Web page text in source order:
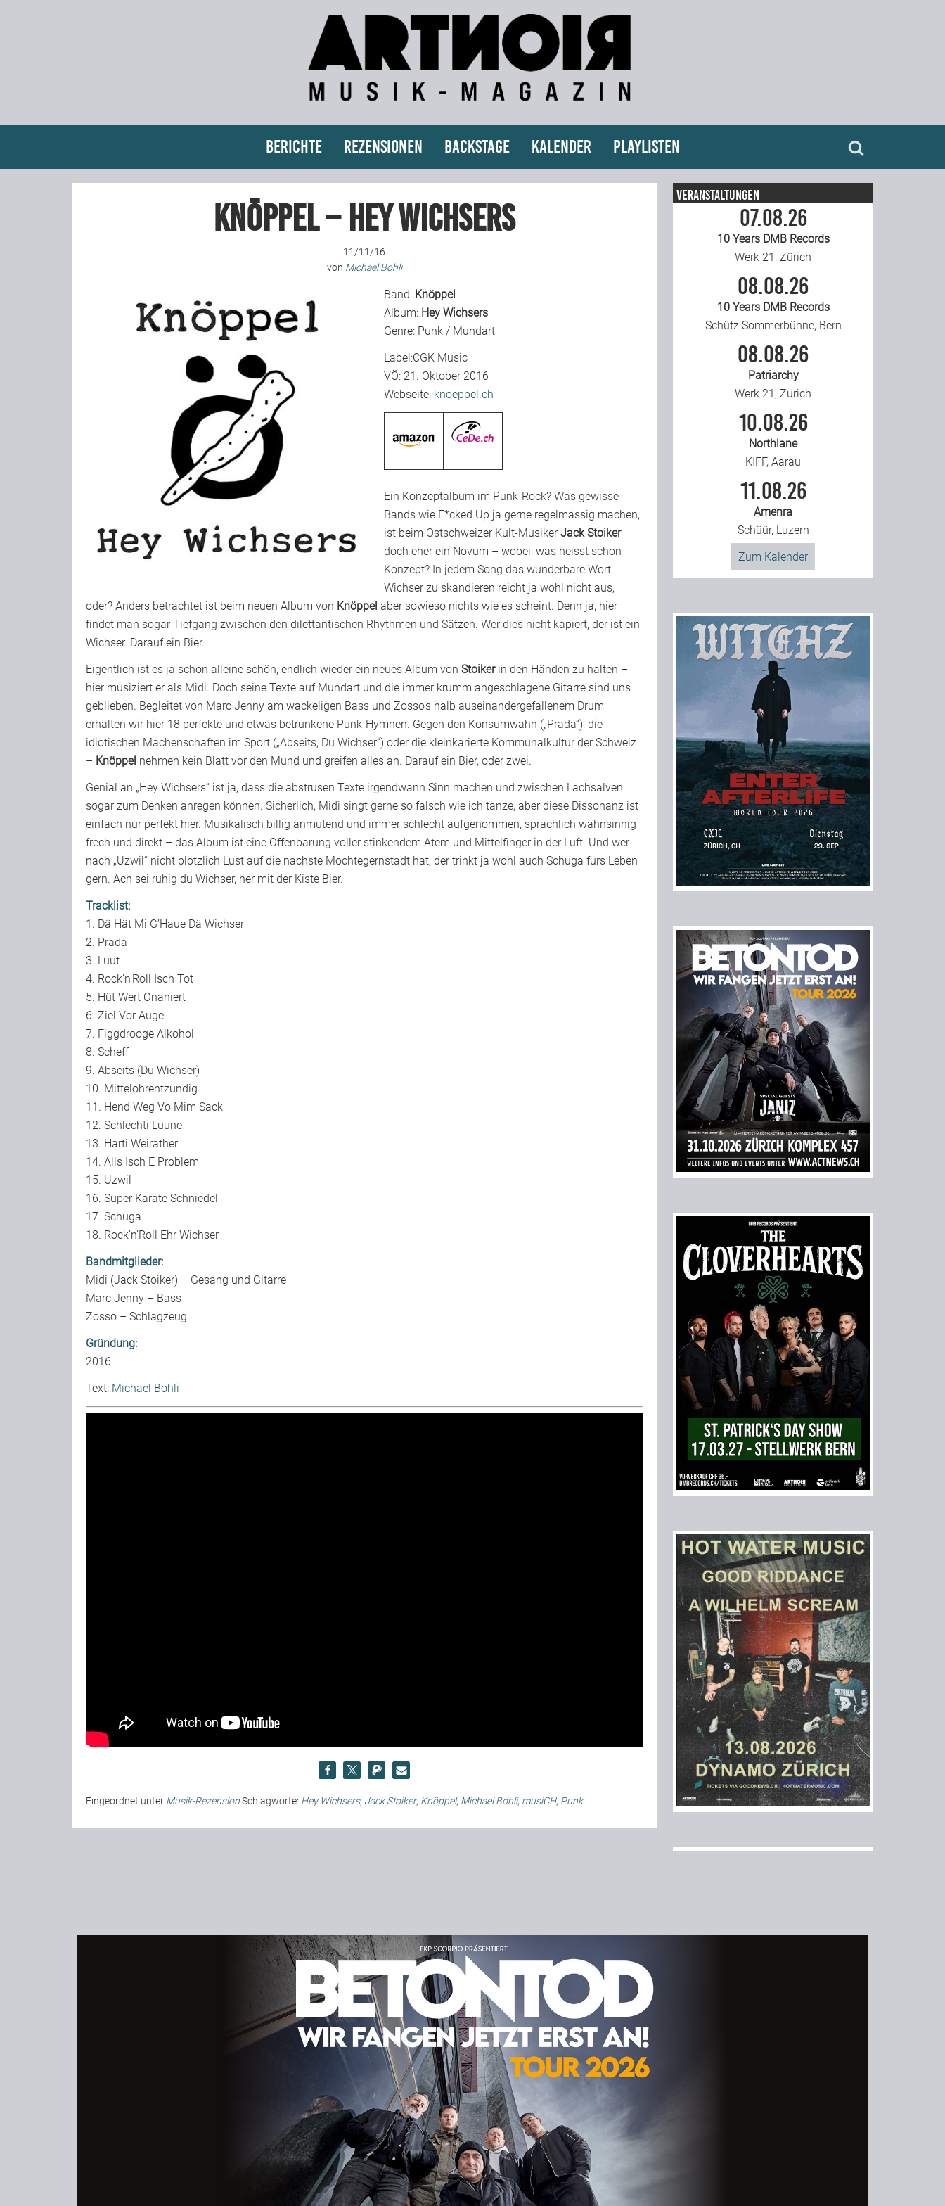
Berichte Rezensionen Backstage Kalender Playlisten
Knöppel – Hey Wichsers
11/11/16
von Michael Bohli
Band: Knöppel
Album: Hey Wichsers
Genre: Punk / Mundart
Label:CGK Music
VÖ: 21. Oktober 2016
Webseite: knoeppel.ch
Ein Konzeptalbum im Punk-Rock? Was gewisse
Bands wie F*cked Up ja gerne regelmässig machen,
ist beim Ostschweizer Kult-MusikerJack Stoiker
doch eher ein Novum – wobei, was heisst schon
Konzept? In jedem Song das wunderbare Wort
Wichser zu skandieren reicht ja wohl nicht aus,
oder? Anders betrachtet ist beim neuen Album von Knöppel aber sowieso nichts wie es scheint. Denn ja, hier
findet man sogar Tiefgang zwischen den dilettantischen Rhythmen und Sätzen. Wer dies nicht kapiert, der ist ein
Wichser. Darauf ein Bier.
Eigentlich ist es ja schon alleine schön, endlich wieder ein neues Album von Stoikerin den Händen zu halten –
hier musiziert er als Midi. Doch seine Texte auf Mundart und die immer krumm angeschlagene Gitarre sind uns
geblieben. Begleitet von Marc Jenny am wackeligen Bass und Zosso’s halb auseinandergefallenem Drum
erhalten wir hier 18 perfekte und etwas betrunkene Punk-Hymnen. Gegen den Konsumwahn („Prada“), die
idiotischen Machenschaften im Sport („Abseits, Du Wichser“) oder die kleinkarierte Kommunalkultur der Schweiz
– Knöppel nehmen kein Blatt vor den Mund und greifen alles an. Darauf ein Bier, oder zwei.
Genial an „Hey Wichsers“ ist ja, dass die abstrusen Texte irgendwann Sinn machen und zwischen Lachsalven
sogar zum Denken anregen können. Sicherlich, Midi singt gerne so falsch wie ich tanze, aber diese Dissonanz ist
einfach nur perfekt hier. Musikalisch billig anmutend und immer schlecht aufgenommen, sprachlich wahnsinnig
frech und direkt – das Album ist eine Offenbarung voller stinkendem Atem und Mittelfinger in der Luft. Und wer
nach „Uzwil“ nicht plötzlich Lust auf die nächste Möchtegernstadt hat, der trinkt ja wohl auch Schüga fürs Leben
gern. Ach sei ruhig du Wichser, her mit der Kiste Bier.
Tracklist:
1. Dä Hät Mi G’Haue Dä Wichser
2. Prada
3. Luut
4. Rock’n’Roll Isch Tot
5. Hüt Wert Onaniert
6. Ziel Vor Auge
7. Figgdrooge Alkohol
8. Scheff
9. Abseits (Du Wichser)
10. Mittelohrentzündig
11. Hend Weg Vo Mim Sack
12. Schlechti Luune
13. Harti Weirather
14. Alls Isch E Problem
15. Uzwil
16. Super Karate Schniedel
17. Schüga
18. Rock’n’Roll Ehr Wichser
Bandmitglieder:
Midi (Jack Stoiker) – Gesang und Gitarre
Marc Jenny – Bass
Zosso – Schlagzeug
Gründung:
2016
Text: Michael Bohli
Eingeordnet unter Musik-RezensionSchlagworte: Hey Wichsers, Jack Stoiker, Knöppel, Michael Bohli, musiCH, Punk
Veranstaltungen
07.08.26
10 Years DMB Records
Werk 21, Zürich
08.08.26
10 Years DMB Records
Schütz Sommerbühne, Bern
08.08.26
Patriarchy
Werk 21, Zürich
10.08.26
Northlane
KIFF, Aarau
11.08.26
Amenra
Schüür, Luzern
Zum Kalender